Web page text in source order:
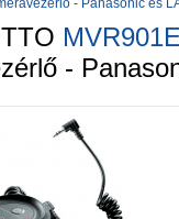
- Panasonic és
-